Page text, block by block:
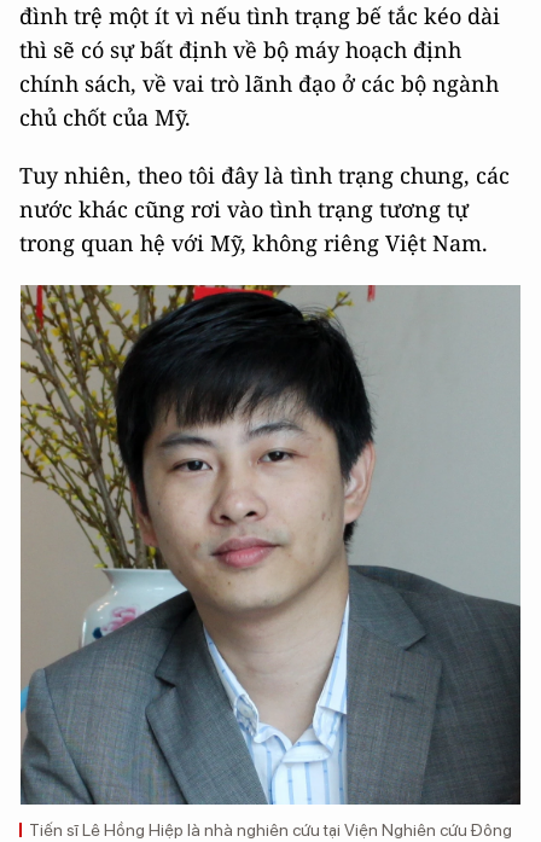
đình trệ một ít vì nếu tình trạng bế tắc kéo dài
thì sẽ có sự bất định về bộ máy hoạch định
chính sách, về vai trò lãnh đạo ở các bộ ngành
chủ chốt của Mỹ.
Tuy nhiên, theo tôi đây là tình trạng chung, các
nước khác cũng rơi vào tình trạng tương tự
trong quan hệ với Mỹ, không riêng Việt Nam.
Tiến sĩ Lê Hồng Hiệp là nhà nghiên cứu tại Viện Nghiên cứu Đông